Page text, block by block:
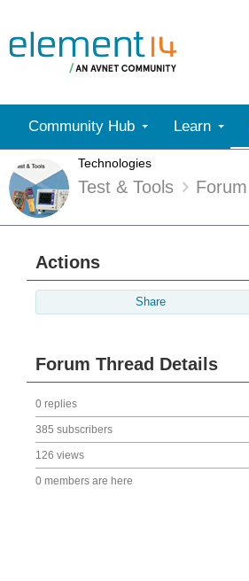
Community Hub Learn
Technologies
Test & Tools Forum
Actions
Share
Forum Thread Details
0 replies
385 subscribers
126 views
0 members are here